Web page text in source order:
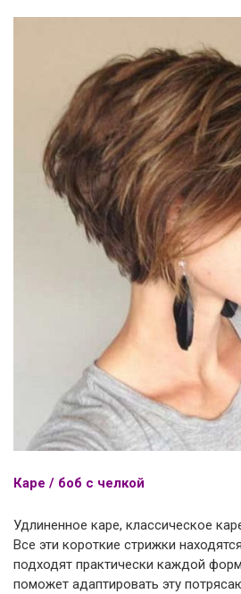
Каре / боб с челкой
Удлиненное каре, классическое
Все эти короткие стрижки
подходят практически каждой
поможет адаптировать эту